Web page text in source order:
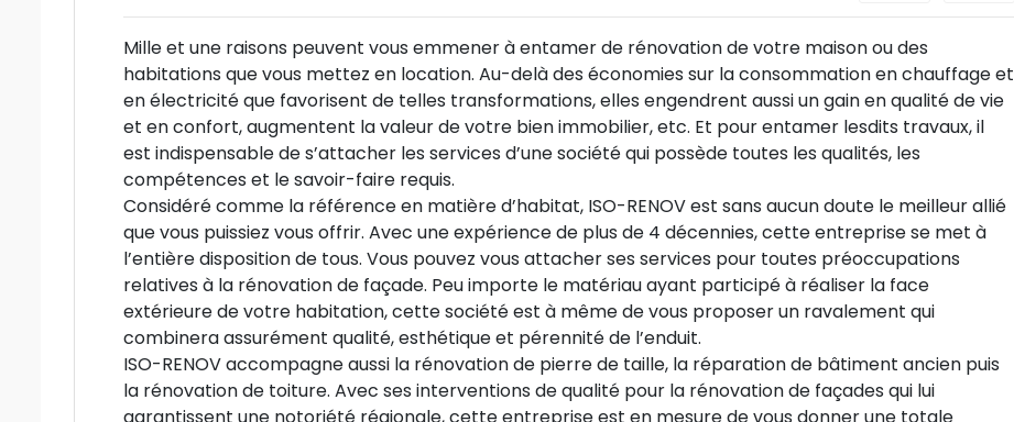
Mille et une raisons peuvent vous emmener à entamer de rénovation de votre maison ou des
habitations que vous mettez en location. Au-delà des économies sur la consommation en chauffage et
en électricité que favorisent de telles transformations, elles engendrent aussi un gain en qualité de vie
et en confort, augmentent la valeur de votre bien immobilier, etc. Et pour entamer lesdits travaux, il
est indispensable de s’attacher les services d’une société qui possède toutes les qualités, les
compétences et le savoir-faire requis.
Considéré comme la référence en matière d’habitat, ISO-RENOV est sans aucun doute le meilleur allié
que vous puissiez vous offrir. Avec une expérience de plus de 4 décennies, cette entreprise se met à
l’entière disposition de tous. Vous pouvez vous attacher ses services pour toutes préoccupations
relatives à la rénovation de façade. Peu importe le matériau ayant participé à réaliser la face
extérieure de votre habitation, cette société est à même de vous proposer un ravalement qui
combinera assurément qualité, esthétique et pérennité de l’enduit.
ISO-RENOV accompagne aussi la rénovation de pierre de taille, la réparation de bâtiment ancien puis
la rénovation de toiture. Avec ses interventions de qualité pour la rénovation de façades qui lui